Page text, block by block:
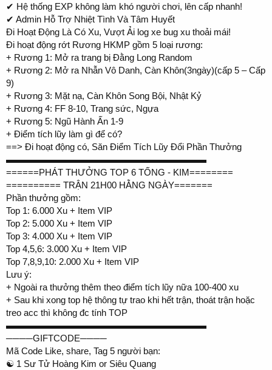
✔ Hệ thống EXP không làm khó người chơi, lên cấp nhanh!
✔ Admin Hỗ Trợ Nhiệt Tình Và Tâm Huyết
Đi Hoạt Động Là Có Xu, Vượt Ải log xe bug xu thoải mái!
Đi hoạt động rớt Rương HKMP gồm 5 loại rương:
+ Rương 1: Mở ra trang bị Đằng Long Random
+ Rương 2: Mở ra Nhẫn Vô Danh, Càn Khôn(3ngày)(cấp 5 – Cấp
9)
+ Rương 3: Mặt nạ, Càn Khôn Song Bội, Nhật Kỷ
+ Rương 4: FF 8-10, Trang sức, Ngựa
+ Rương 5: Ngũ Hành Ấn 1-9
+ Điểm tích lũy làm gì để có?
==> Đi hoạt động có, Săn Điểm Tích Lũy Đổi Phần Thưởng
▬▬▬▬▬▬▬▬▬▬▬▬▬▬▬▬▬▬▬▬▬▬
======PHÁT THƯỞNG TOP 6 TỐNG - KIM========
========== TRẬN 21H00 HẰNG NGÀY=======
Phần thưởng gồm:
Top 1: 6.000 Xu + Item VIP
Top 2: 5.000 Xu + Item VIP
Top 3: 4.000 Xu + Item VIP
Top 4,5,6: 3.000 Xu + Item VIP
Top 7,8,9,10: 2.000 Xu + Item VIP
Lưu ý:
+ Ngoài ra thưởng thêm theo điểm tích lũy nữa 100-400 xu
+ Sau khi xong top hệ thông tự trao khi hết trận, thoát trận hoặc
treo acc thì không đc tính TOP
▬▬▬▬▬▬▬▬▬▬▬▬▬▬▬▬▬▬▬▬▬▬
────GIFTCODE────
Mã Code Like, share, Tag 5 người bạn:
☯️ 1 Sư Tử Hoàng Kim or Siêu Quang